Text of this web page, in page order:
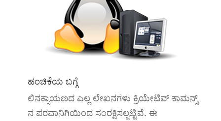
ಹಂಚಿಕೆಯ ಬಗ್ಗೆ
ಲಿನಕ್ಸಾಯಣದ ಎಲ್ಲ ಲೇಖನಗಳು ಕ್ರಿಯೇಟಿವ್ ಕಾಮನ್ಸ್
ನ ಪರವಾನಿಗಿಯಿಂದ ಸಂರಕ್ಷಿಸಲ್ಪಟ್ಟಿವೆ. ಈ